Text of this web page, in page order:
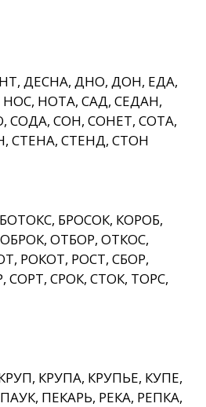
ДЕСНА, ДНО, ДОН, ЕДА,
НОТА, САД, СЕДАН,
СОДА, СОН, СОНЕТ, СОТА,
СТЕНА, СТЕНД, СТОН
БРОСОК, КОРОБ,
ОТБОР, ОТКОС,
РОКОТ, РОСТ, СБОР,
СОРТ, СРОК, СТОК, ТОРС,
КРУПА, КРУПЬЕ, КУПЕ,
ПЕКАРЬ, РЕКА, РЕПКА,